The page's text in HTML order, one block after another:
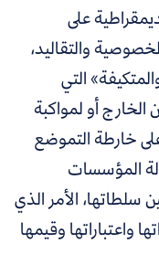
على
والتقاليد،
التي
أو لمواكبة
خارطة التموضع
المؤسسات
سلطاتها، الأمر الذي
واعتباراتها وقيمها